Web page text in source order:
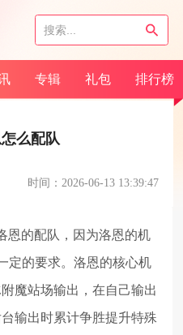
专辑 礼包 排行榜
么配队
时间：2026-06-13 13:39:47
恩的配队，因为洛恩的机
定的要求。洛恩的核心机
魔站场输出，在自己输出
输出时累计争胜提升特殊